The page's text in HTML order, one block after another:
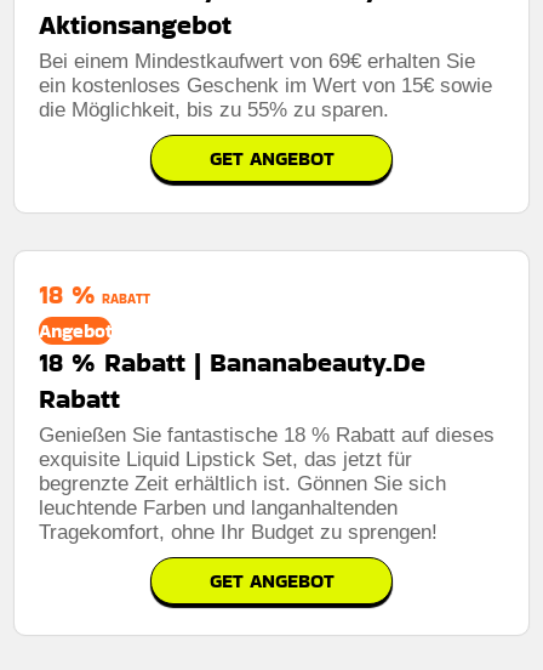
Aktionsangebot
Bei einem Mindestkaufwert von 69€ erhalten Sie
ein kostenloses Geschenk im Wert von 15€ sowie
die Möglichkeit, bis zu 55% zu sparen.
GET ANGEBOT
18 % RABATT
Angebot
18 % Rabatt | Bananabeauty.De
Rabatt
Genießen Sie fantastische 18 % Rabatt auf dieses
exquisite Liquid Lipstick Set, das jetzt für
begrenzte Zeit erhältlich ist. Gönnen Sie sich
leuchtende Farben und langanhaltenden
Tragekomfort, ohne Ihr Budget zu sprengen!
GET ANGEBOT